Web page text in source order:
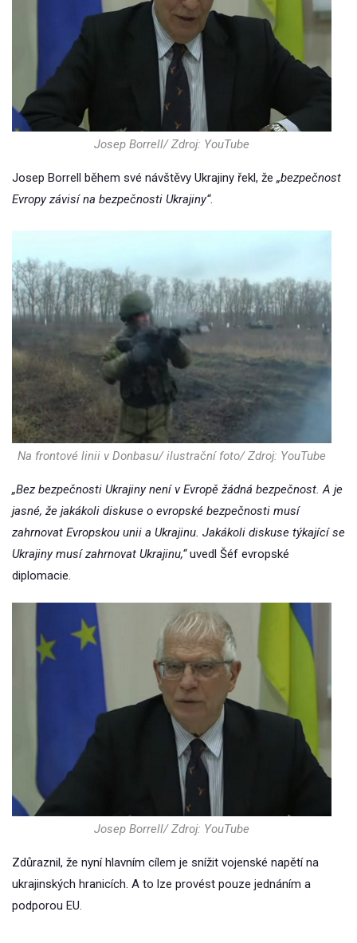
Josep Borrell/ Zdroj: YouTube
Josep Borrell během své návštěvy Ukrajiny řekl, že „bezpečnost
Evropy závisí na bezpečnosti Ukrajiny“.
Na frontové linii v Donbasu/ ilustrační foto/ Zdroj: YouTube
„Bez bezpečnosti Ukrajiny není v Evropě žádná bezpečnost. A je
jasné, že jakákoli diskuse o evropské bezpečnosti musí
zahrnovat Evropskou unii a Ukrajinu. Jakákoli diskuse týkající se
Ukrajiny musí zahrnovat Ukrajinu,“uvedl Šéf evropské
diplomacie.
Josep Borrell/ Zdroj: YouTube
Zdůraznil, že nyní hlavním cílem je snížit vojenské napětí na
ukrajinských hranicích. A to lze provést pouze jednáním a
podporou EU.